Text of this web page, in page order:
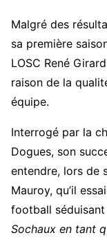
Malgré des
sa première
LOSC René
raison de la
équipe.
Interrogé par la
Dogues, son
entendre, lors de
Mauroy, qu’il
football
Sochaux en tant